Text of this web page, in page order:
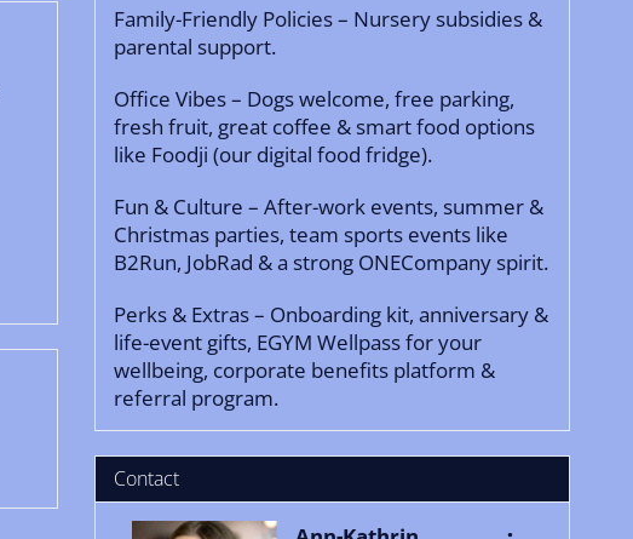
Family-Friendly Policies – Nursery subsidies &
parental support.
Office Vibes – Dogs welcome, free parking,
fresh fruit, great coffee & smart food options
like Foodji (our digital food fridge).
Fun & Culture – After-work events, summer &
Christmas parties, team sports events like
B2Run, JobRad & a strong ONECompany spirit.
Perks & Extras – Onboarding kit, anniversary &
life-event gifts, EGYM Wellpass for your
wellbeing, corporate benefits platform &
referral program.
Contact